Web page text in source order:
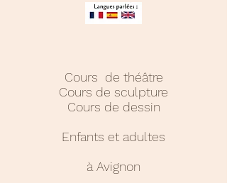
Cours de théâtre
Cours de sculpture
Cours de dessin
Enfants et adultes
à Avignon